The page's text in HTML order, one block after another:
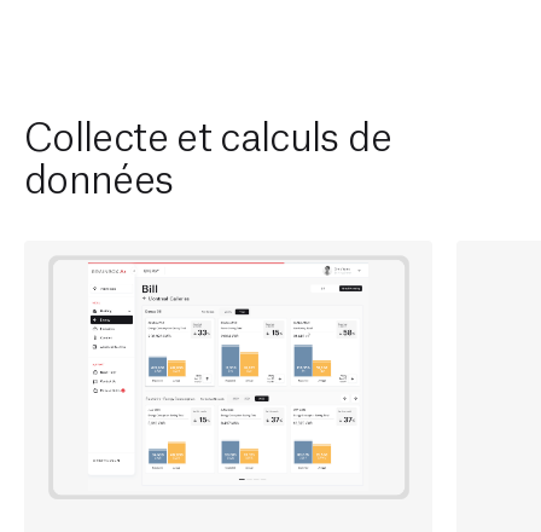
Collecte et calculs de
données